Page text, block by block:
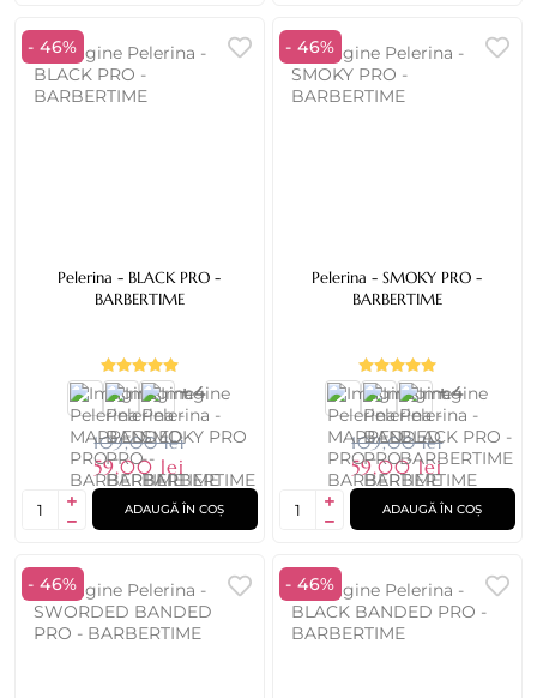
- 46%
Pelerina - BLACK PRO -
BARBERTIME
+ 4
109,00 lei
59,00 lei
ADAUGĂ ÎN COȘ
- 46%
Pelerina - SMOKY PRO -
BARBERTIME
+ 4
109,00 lei
59,00 lei
ADAUGĂ ÎN COȘ
- 46% - 46%